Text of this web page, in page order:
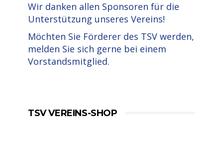
Wir danken allen Sponsoren für die
Unterstützung unseres Vereins!
Möchten Sie Förderer des TSV werden,
melden Sie sich gerne bei einem
Vorstandsmitglied.
TSV VEREINS-SHOP